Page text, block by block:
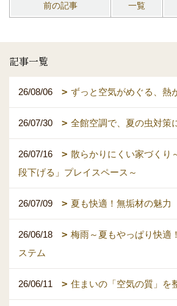
前の記事 一覧
記事一覧
26/08/06 ずっと空気がめぐる、熱
26/07/30 全館空調で、夏の虫対策
26/07/16
散らかりにくい家づくり
段下げる」プレイスペース～
26/07/09 夏も快適！無垢材の魅力
26/06/18
梅雨～夏もやっぱり快適
ステム
26/06/11 住まいの「空気の質」を